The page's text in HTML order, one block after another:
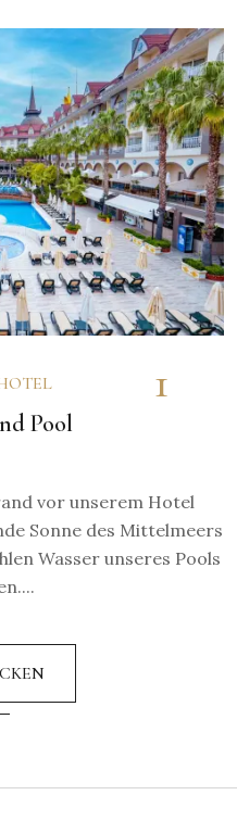
Pool
vor unserem Hotel
Sonne des Mittelmeers
Wasser unseres Pools
1